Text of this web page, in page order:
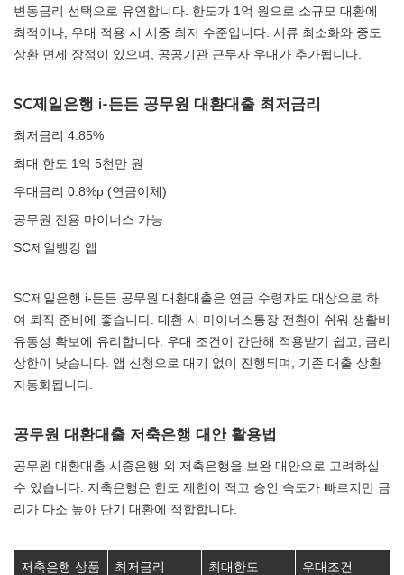
변동금리 선택으로 유연합니다. 한도가 1억 원으로 소규모 대환에
최적이나, 우대 적용 시 시중 최저 수준입니다. 서류 최소화와 중도
상환 면제 장점이 있으며, 공공기관 근무자 우대가 추가됩니다.
SC제일은행 i-든든 공무원 대환대출 최저금리
최저금리 4.85%
최대 한도 1억 5천만 원
우대금리 0.8%p (연금이체)
공무원 전용 마이너스 가능
SC제일뱅킹 앱
SC제일은행 i-든든 공무원 대환대출은 연금 수령자도 대상으로 하
여 퇴직 준비에 좋습니다. 대환 시 마이너스통장 전환이 쉬워 생활비
유동성 확보에 유리합니다. 우대 조건이 간단해 적용받기 쉽고, 금리
상한이 낮습니다. 앱 신청으로 대기 없이 진행되며, 기존 대출 상환
자동화됩니다.
공무원 대환대출 저축은행 대안 활용법
공무원 대환대출 시중은행 외 저축은행을 보완 대안으로 고려하실
수 있습니다. 저축은행은 한도 제한이 적고 승인 속도가 빠르지만 금
리가 다소 높아 단기 대환에 적합합니다.
저축은행 상품 최저금리 최대한도 우대조건